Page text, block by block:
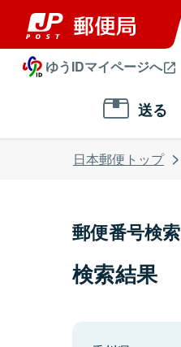
ゆうIDマイページへ
送る
日本郵便トップ
郵便番号検索
検索結果